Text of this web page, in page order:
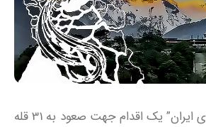
“طرح سیمرغ کوه‌ های ایران” یک اقدام جهت صعود به 31 قله